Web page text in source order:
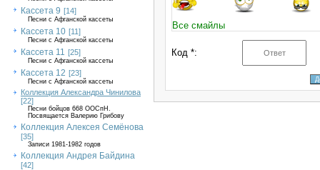
Кассета 9 [14]
Песни с Афганской кассеты
Кассета 10 [11]
Песни с Афганской кассеты
Кассета 11 [25]
Песни с Афганской кассеты
Кассета 12 [23]
Песни с Афганской кассеты
Коллекция Александра Чинилова
[22]
Песни бойцов 668 ООСпН.
Посвящается Валерию Грибову
Коллекция Алексея Семёнова
[35]
Записи 1981-1982 годов
Коллекция Андрея Байдина
[42]
Все смайлы
Код *: